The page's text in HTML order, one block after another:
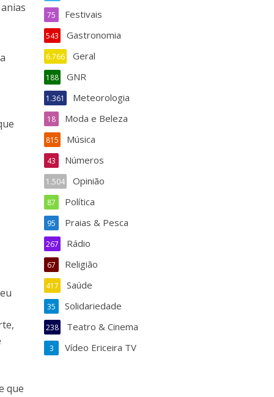
que
Festivais
75
Gastronomia
543
Geral
6.766
GNR
188
Meteorologia
1.361
Moda e Beleza
18
Música
815
Números
43
Opinião
1.504
Política
87
Praias & Pesca
95
Rádio
267
Religião
67
Saúde
417
Solidariedade
35
Teatro & Cinema
238
Vídeo Ericeira TV
3